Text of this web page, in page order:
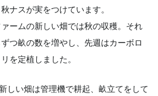
ナスが実をつけています。
ームの新しい畑では秋の収穫。 それ
つ畝の数を増やし、 先週はカーボロ
を定植しました。
しい畑は管理機で耕起、 畝立てをして